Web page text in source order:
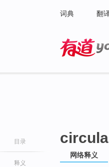
词典 翻
目录
释义
网络释义